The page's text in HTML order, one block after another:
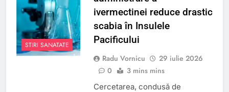
STIRI SANATATE
ivermectinei reduce drastic
scabia în Insulele
Pacificului
Radu Vornicu
29 iulie 2026
0
3 mins mins
Cercetarea, condusă de